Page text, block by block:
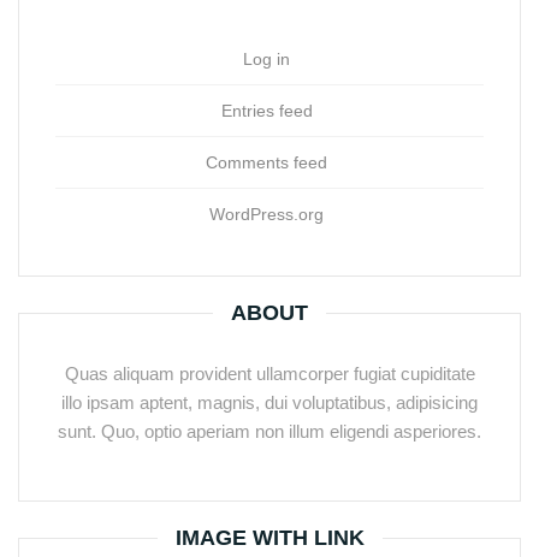
Log in
Entries feed
Comments feed
WordPress.org
ABOUT
Quas aliquam provident ullamcorper fugiat cupiditate
illo ipsam aptent, magnis, dui voluptatibus, adipisicing
sunt. Quo, optio aperiam non illum eligendi asperiores.
IMAGE WITH LINK